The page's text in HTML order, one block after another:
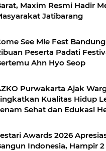
Maxim Resmi Hadir
Jatibarang
See Mie Fest
Peserta Padati
Ahn Hyo Seop
Purwakarta Ajak
Kualitas Hidup
Sehat dan Edukasi
Awards 2026
Indonesia, Hampir